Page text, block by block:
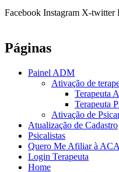
Facebook Instagram X-twitter
Páginas
Painel ADM
Ativação de
Terapeuta
Terapeuta
Ativação de
Atualização de Cadastro
Psicalistas
Quero Me Afiliar à
Login Terapeuta
Home